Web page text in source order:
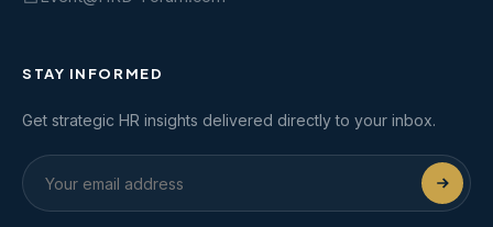
STAY INFORMED
Get strategic HR insights delivered directly to your inbox.